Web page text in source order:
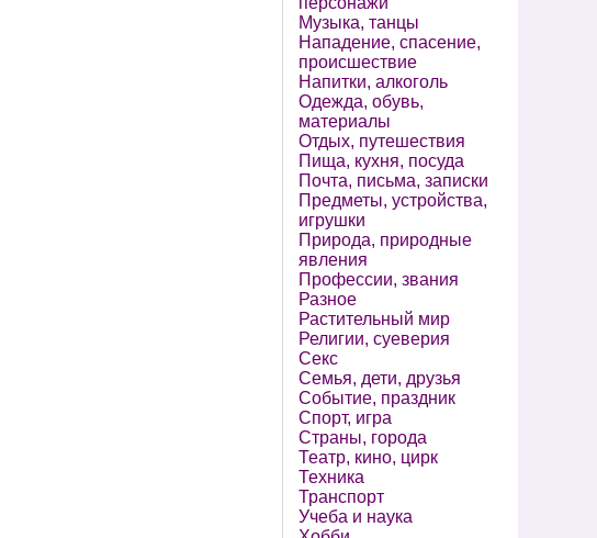
Музыка, танцы
Нападение, спасение,
происшествие
Напитки, алкоголь
Одежда, обувь,
материалы
Отдых, путешествия
Пища, кухня, посуда
Почта, письма, записки
Предметы, устройства,
игрушки
Природа, природные
явления
Профессии, звания
Разное
Растительный мир
Религии, суеверия
Секс
Семья, дети, друзья
Событие, праздник
Спорт, игра
Страны, города
Театр, кино, цирк
Техника
Транспорт
Учеба и наука